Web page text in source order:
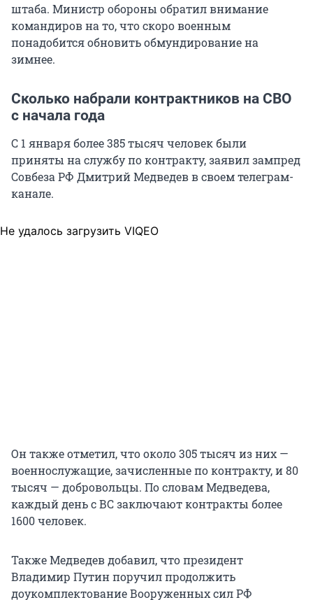
штаба. Министр обороны обратил внимание
командиров на то, что скоро военным
понадобится обновить обмундирование на
зимнее.
Сколько набрали контрактников на СВО
с начала года
С 1 января более 385 тысяч человек были
приняты на службу по контракту, заявил зампред
Совбеза РФ Дмитрий Медведев в своем телеграм-
канале.
Не удалось загрузить VIQEO
Он также отметил, что около 305 тысяч из них —
военнослужащие, зачисленные по контракту, и 80
тысяч — добровольцы. По словам Медведева,
каждый день с ВС заключают контракты более
1600 человек.
Также Медведев добавил, что президент
Владимир Путин поручил продолжить
доукомплектование Вооруженных сил РФ